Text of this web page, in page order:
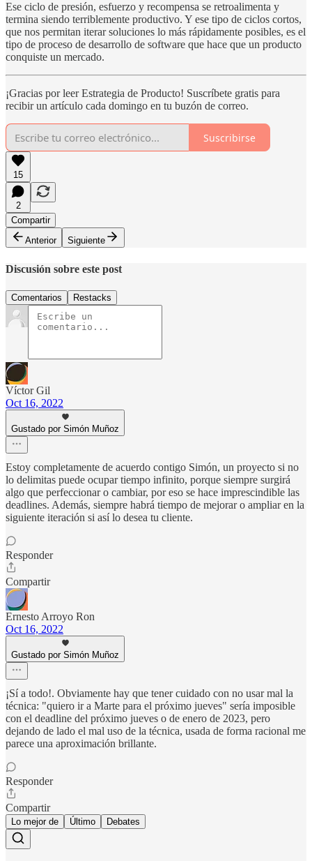
Ese ciclo de presión, esfuerzo y recompensa se retroalimenta y
termina siendo terriblemente productivo. Y ese tipo de ciclos cortos,
que nos permitan iterar soluciones lo más rápidamente posibles, es el
tipo de proceso de desarrollo de software que hace que un producto
conquiste un mercado.
¡Gracias por leer Estrategia de Producto! Suscríbete gratis para
recibir un artículo cada domingo en tu buzón de correo.
Suscribirse
15
2
Compartir
Anterior
Siguiente
Discusión sobre este post
Comentarios Restacks
Víctor Gil
Oct 16, 2022
Gustado por Simón Muñoz
Estoy completamente de acuerdo contigo Simón, un proyecto si no
lo delimitas puede ocupar tiempo infinito, porque siempre surgirá
algo que perfeccionar o cambiar, por eso se hace imprescindible las
deadlines. Además, siempre habrá tiempo de mejorar o ampliar en la
siguiente iteración si así lo desea tu cliente.
Responder
Compartir
Ernesto Arroyo Ron
Oct 16, 2022
Gustado por Simón Muñoz
¡Sí a todo!. Obviamente hay que tener cuidado con no usar mal la
técnica: "quiero ir a Marte para el próximo jueves" sería imposible
con el deadline del próximo jueves o de enero de 2023, pero
dejando de lado el mal uso de la técnica, usada de forma racional me
parece una aproximación brillante.
Responder
Compartir
Lo mejor de Último Debates